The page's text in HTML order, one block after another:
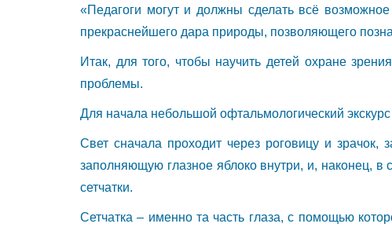
«Педагоги могут и должны сделать всё
прекраснейшего дара природы, позволяющего
Итак, для того, чтобы научить детей охране
проблемы.
Для начала небольшой офтальмологический
Свет сначала проходит через роговицу и зрачок,
заполняющую глазное яблоко внутри, и, наконец, в
сетчатки.
Сетчатка – именно та часть глаза, с помощью